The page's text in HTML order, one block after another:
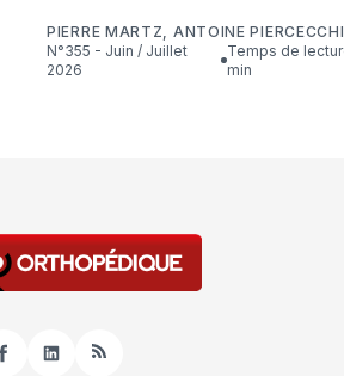
PIERRE MARTZ
ANTOINE PIERCECCHI
N°355 - Juin / Juillet
2026
Temps de lecture : 16
min
FacebookLinkedInRSS